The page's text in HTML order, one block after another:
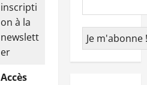
inscripti
on à la
newslett
er
Accès